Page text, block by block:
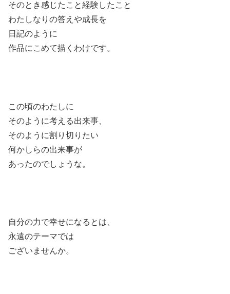
そのとき感じたこと経験したこと
わたしなりの答えや成長を
日記のように
作品にこめて描くわけです。
この頃のわたしに
そのように考える出来事、
そのように割り切りたい
何かしらの出来事が
あったのでしょうな。
自分の力で幸せになるとは、
永遠のテーマでは
ございませんか。